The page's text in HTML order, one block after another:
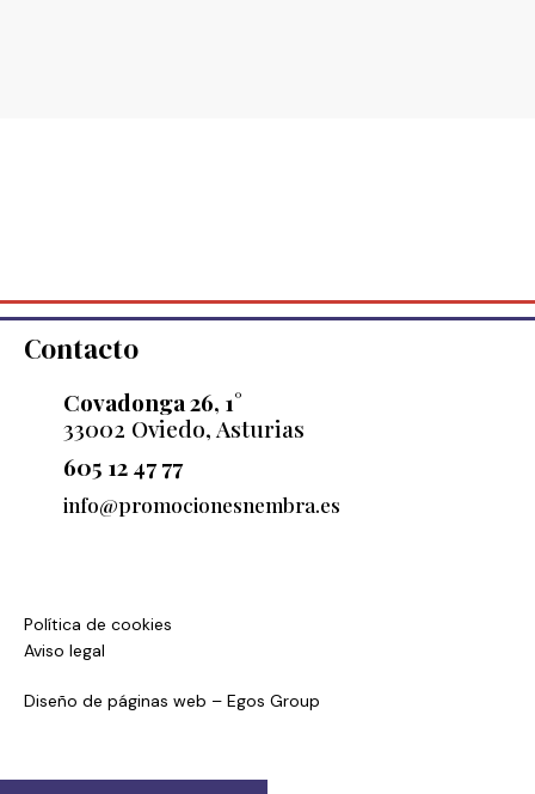
Contacto
Covadonga 26, 1°
33002 Oviedo, Asturias
605 12 47 77
info@promocionesnembra.es
Política de cookies
Aviso legal
Diseño de páginas web – Egos Group